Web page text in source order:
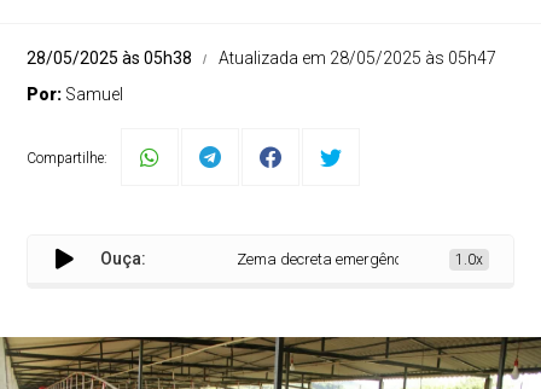
28/05/2025 às 05h38
Atualizada em 28/05/2025 às 05h47
Por: Samuel
Compartilhe:
Ouça: Zema decreta emergência sanitária animal
1.0x